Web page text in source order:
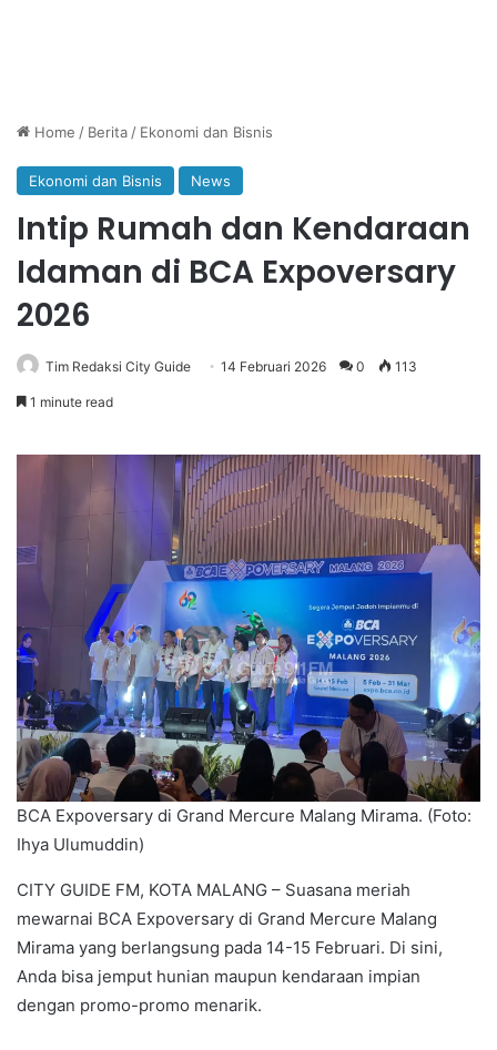
Home / Berita / Ekonomi dan Bisnis
Ekonomi dan Bisnis News
Intip Rumah dan Kendaraan
Idaman di BCA Expoversary
2026
Tim Redaksi City Guide 14 Februari 2026 0 113
1 minute read
BCA Expoversary di Grand Mercure Malang Mirama. (Foto:
Ihya Ulumuddin)
CITY GUIDE FM, KOTA MALANG – Suasana meriah
mewarnai BCA Expoversary di Grand Mercure Malang
Mirama yang berlangsung pada 14-15 Februari. Di sini,
Anda bisa jemput hunian maupun kendaraan impian
dengan promo-promo menarik.